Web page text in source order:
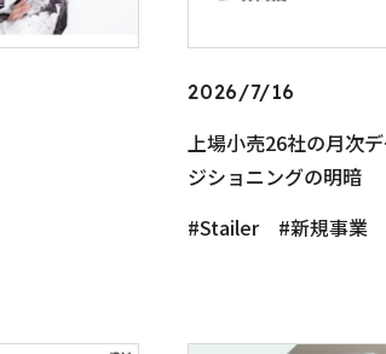
2026/7/16
上場小売26社の月次
ジショニングの明暗
Stailer
新規事業